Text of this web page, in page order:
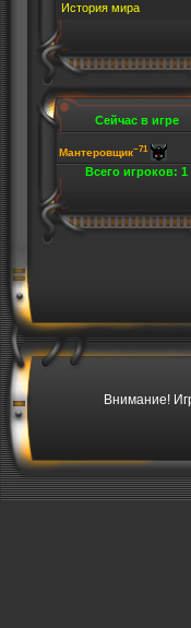
История мира
Сейчас в игре
Мантеровщик~71
Всего игроков: 1
Внимание!